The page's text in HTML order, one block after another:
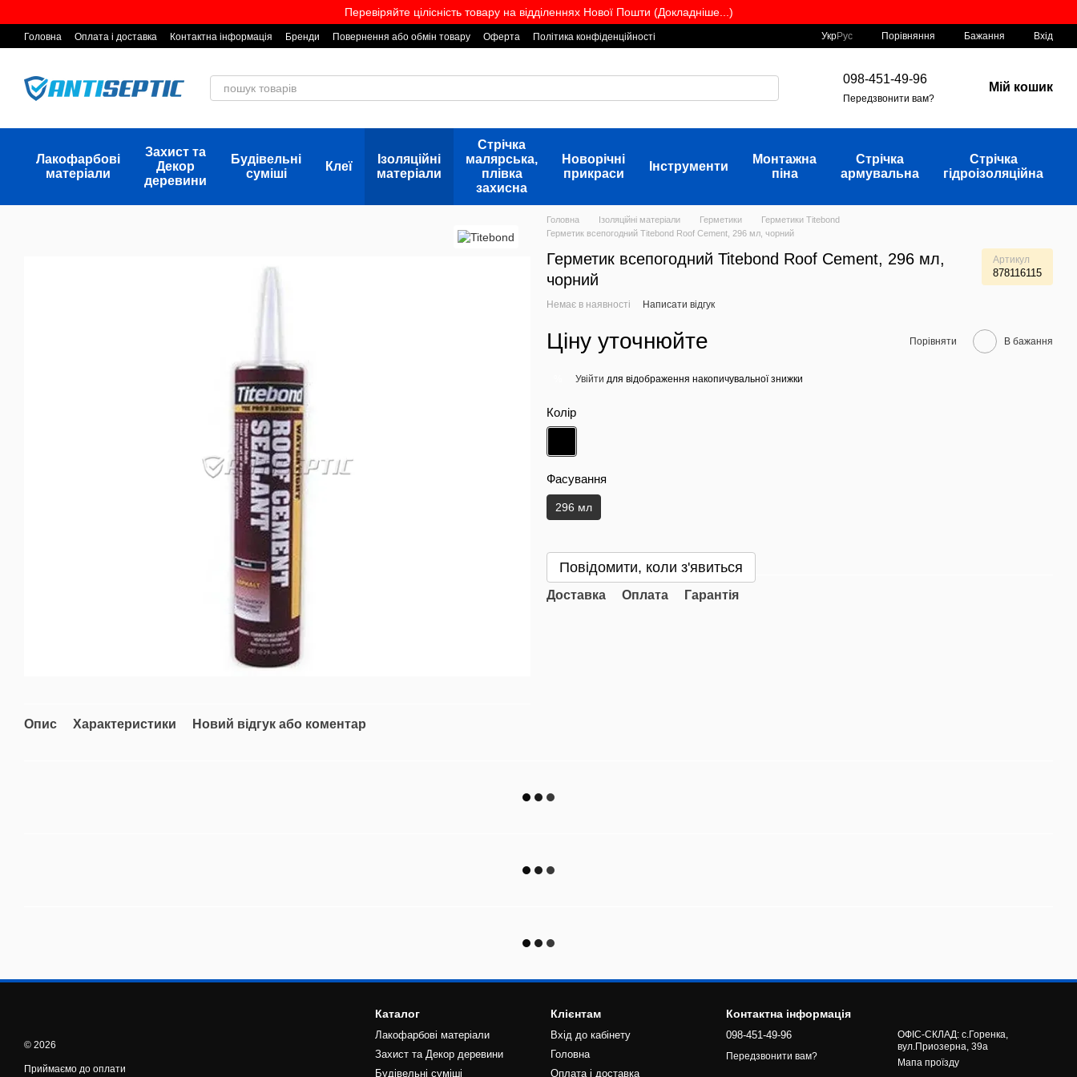
Перевіряйте цілісність товару на відділеннях Нової Пошти (Докладніше...)
Головна Оплата і доставка Контактна інформація Бренди Повернення або обмін товару Оферта Політика конфіденційності УкрРус Порівняння Бажання Вхід
098-451-49-96
Передзвонити вам?
Мій кошик
Лакофарбові
матеріали
Захист та
Декор
деревини
Будівельні
суміші
Клеї
Ізоляційні
матеріали
Стрічка
малярська,
плівка
захисна
Новорічні
прикраси
Інструменти
Монтажна
піна
Стрічка
армувальна
Стрічка
гідроізоляційна
Опис Характеристики Новий відгук або коментар
Головна Ізоляційні матеріали Герметики
Герметики Titebond
Герметик всепогодний Titebond Roof Cement, 296 мл, чорний
Герметик всепогодний Titebond Roof Cement, 296 мл,
чорний
Артикул
878116115
Немає в наявності Написати відгук
Ціну уточнюйте Порівняти В бажання
Увійти для відображення накопичувальної знижки
Колір
Фасування
296 мл
Повідомити, коли з'явиться
Доставка Оплата Гарантія
© 2026
Приймаємо до оплати
Каталог
Лакофарбові матеріали
Захист та Декор деревини
Будівельні суміші
Клієнтам
Вхід до кабінету
Головна
Оплата і доставка
Контактна інформація
098-451-49-96
Передзвонити вам?
ОФІС-СКЛАД: с.Горенка,
вул.Приозерна, 39а
Мапа проїзду